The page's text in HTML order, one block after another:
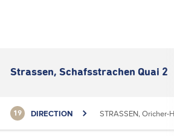
Strassen, Schafsstrachen Quai 2
19 DIRECTION STRASSEN, Oricher-